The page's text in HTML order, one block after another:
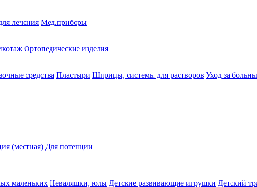
лечения Мед.приборы
Ортопедические изделия
средства Пластыри Шприцы, системы для растворов Уход за
(местная) Для потенции
маленьких Неваляшки, юлы Детские развивающие игрушки Детский